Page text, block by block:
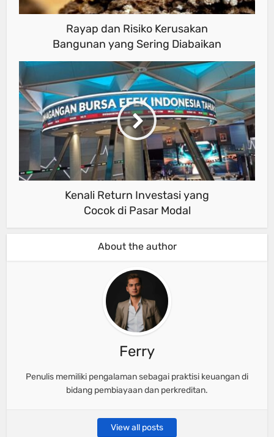
Rayap dan Risiko Kerusakan
Bangunan yang Sering Diabaikan
Kenali Return Investasi yang
Cocok di Pasar Modal
About the author
Ferry
Penulis memiliki pengalaman sebagai praktisi keuangan di
bidang pembiayaan dan perkreditan.
View all posts